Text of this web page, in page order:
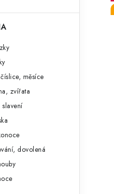
měsíce
zvířata
dovolená
p